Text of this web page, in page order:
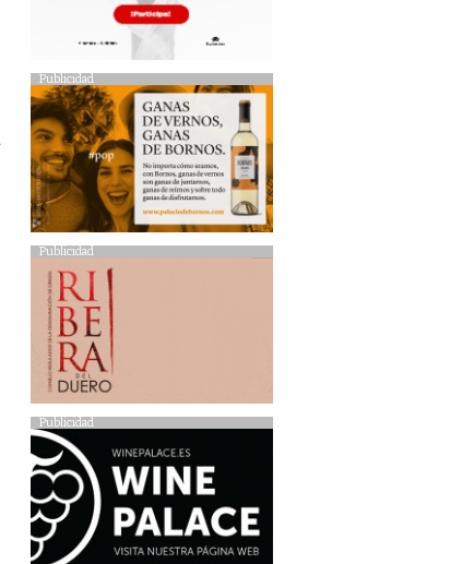
Publicidad
Publicidad
Publicidad